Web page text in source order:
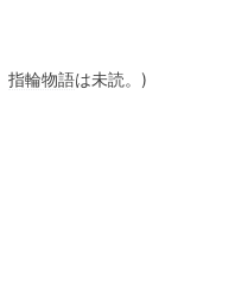
指輪物語は未読。)